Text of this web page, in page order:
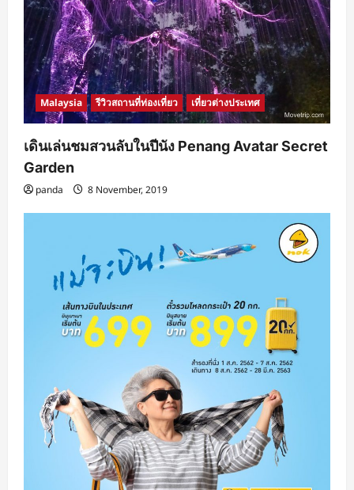
Malaysia รีวิวสถานที่ท่องเที่ยว เที่ยวต่างประเทศ
เดินเล่นชมสวนลับในปีนัง Penang Avatar Secret
Garden
panda 8 November, 2019